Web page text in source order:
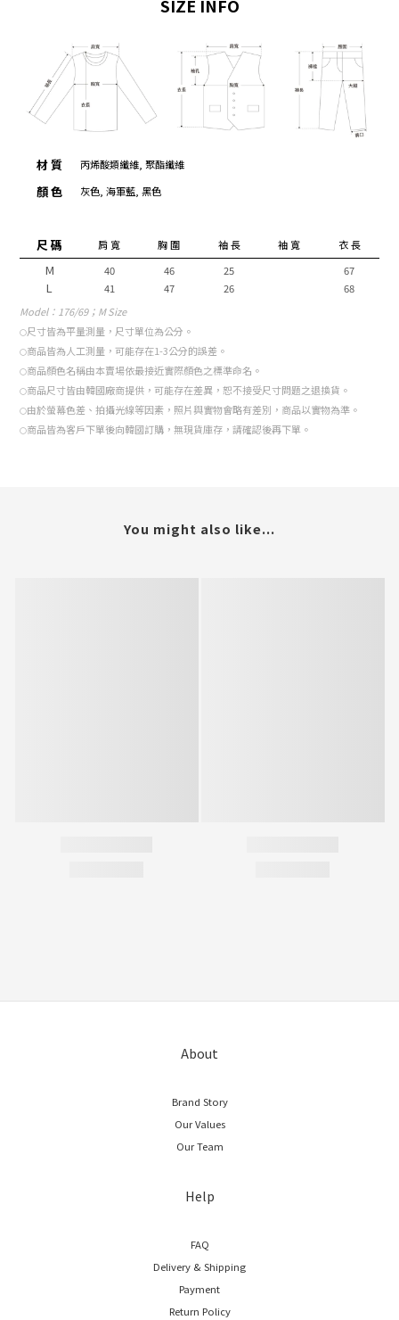
SIZE INFO
材 質 丙烯酸類纖維, 聚酯纖維
顏 色 灰色, 海軍藍, 黑色
尺 碼 肩 寬 胸 圍 袖 長 袖 寬 衣 長
M
L
40
41
46
47
25
26
67
68
Model：176/69；M Size
○尺寸皆為平量測量，尺寸單位為公分。
○商品皆為人工測量，可能存在1-3公分的誤差。
○商品顏色名稱由本賣場依最接近實際顏色之標準命名。
○商品尺寸皆由韓國廠商提供，可能存在差異，恕不接受尺寸問題之退換貨。
○由於螢幕色差、拍攝光線等因素，照片與實物會略有差別，商品以實物為準。
○商品皆為客戶下單後向韓國訂購，無現貨庫存，請確認後再下單。
You might also like...
About
Brand Story
Our Values
Our Team
Help
FAQ
Delivery & Shipping
Payment
Return Policy